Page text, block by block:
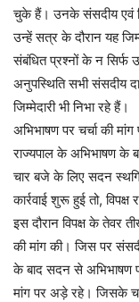
चुके हैं। उनके संसदीय एवं
उन्हें सत्र के दौरान यह
संबंधित प्रश्नों के न सिर्फ
अनुपस्थिति सभी संसदीय
जिम्मेदारी भी निभा रहे हैं।
अभिभाषण पर चर्चा की मांग
राज्यपाल के अभिभाषण के
चार बजे के लिए सदन
कार्रवाई शुरू हुई तो,
इस दौरान विपक्ष के तेवर
की मांग की। जिस पर
के बाद सदन से अभिभाषण
मांग पर अड़े रहे। जिसके